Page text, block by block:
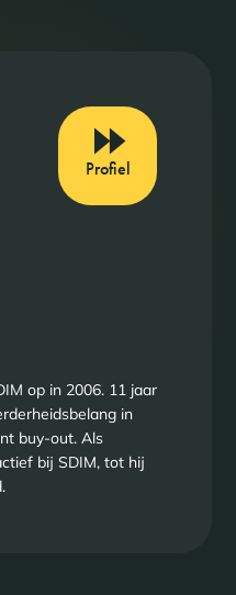
Profiel
op in 2006. 11 jaar
in
buy-out. Als
bij SDIM, tot hij